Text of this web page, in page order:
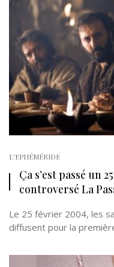
L'EPHÉMÉRIDE
Ça s’est passé un
controversé La
Le 25 février 2004, les
diffusent pour la